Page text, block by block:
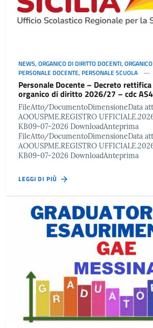
NEWS, ORGANICO DI DIRITTO DOCENTI,
PERSONALE DOCENTE, PERSONALE SCUOLA
Personale Docente – Decreto
organico di diritto 2026/27 – cdc
FileAtto/DocumentoDimensioneData
AOOUSPME.REGISTRO
KB09-07-2026 DownloadAnteprima
FileAtto/DocumentoDimensioneData
AOOUSPME.REGISTRO
KB09-07-2026 DownloadAnteprima
LEGGI DI PIÙ